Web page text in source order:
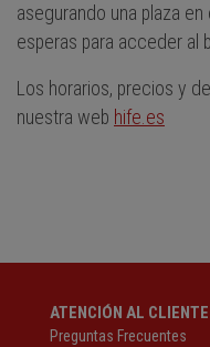
asegurando una plaza
esperas para acceder al
Los horarios, precios y
nuestra web hife.es
ATENCIÓN AL CLIENTE
Preguntas Frecuentes